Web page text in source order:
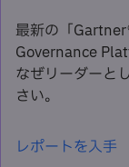
最新の「
Governance
なぜリーダーと
さい。
レポートを入手